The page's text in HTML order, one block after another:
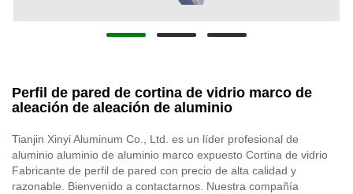
Perfil de pared de cortina de vidrio marco de
aleación de aleación de aluminio
Tianjin Xinyi Aluminum Co., Ltd. es un líder profesional de
aluminio aluminio de aluminio marco expuesto Cortina de vidrio
Fabricante de perfil de pared con precio de alta calidad y
razonable. Bienvenido a contactarnos. Nuestra compañía